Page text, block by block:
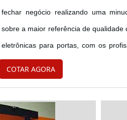
fechar negócio realizando uma
sobre a maior referência de
eletrônicas para portas, com os
custo-benefício com pagamento
ELETRÔNICAS PARA...
COTAR AGORA